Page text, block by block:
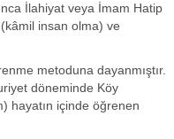
İlahiyat veya İmam Hatip
insan olma) ve
metoduna dayanmıştır.
döneminde Köy
hayatın içinde öğrenen